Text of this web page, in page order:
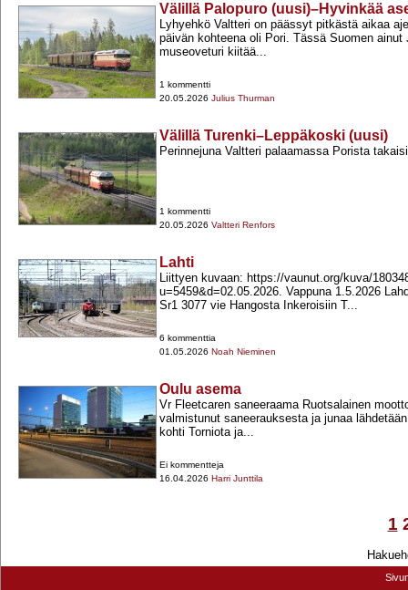
Välillä Palopuro (uusi)–Hyvinkää
Lyhyehkö Valtteri on päässyt pitkästä aikaa
päivän kohteena oli Pori. Tässä Suomen
museoveturi kiitää...
1 kommentti
20.05.2026 Julius Thurman
Välillä Turenki–Leppäkoski (uusi)
Perinnejuna Valtteri palaamassa Porista
1 kommentti
20.05.2026 Valtteri Renfors
Lahti
Liittyen kuvaan: https://vaunut.org/kuva/
u=5459&d=02.05.2026. Vappuna 1.5.2026
Sr1 3077 vie Hangosta Inkeroisiin T...
6 kommenttia
01.05.2026 Noah Nieminen
Oulu asema
Vr Fleetcaren saneeraama Ruotsalainen
valmistunut saneerauksesta ja junaa
kohti Torniota ja...
Ei kommentteja
16.04.2026 Harri Junttila
1